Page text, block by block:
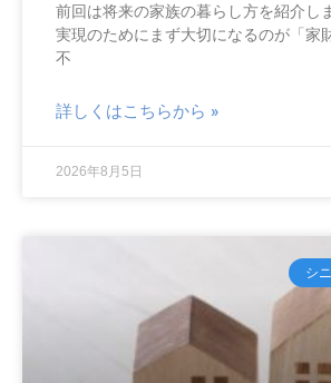
前回は将来の家族の暮らし方を紹介し
実現のためにまず大切になるのが「家
不
詳しくはこちらから »
2026年8月5日
シ